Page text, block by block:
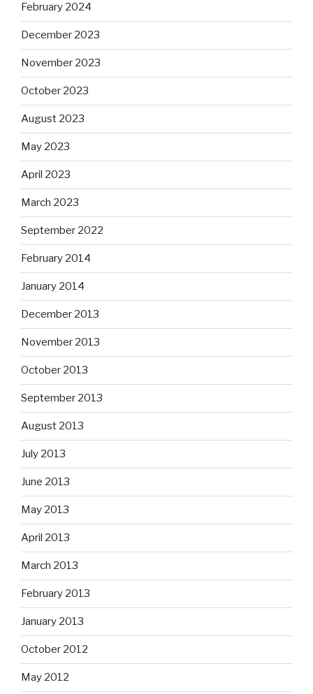
February 2024
December 2023
November 2023
October 2023
August 2023
May 2023
April 2023
March 2023
September 2022
February 2014
January 2014
December 2013
November 2013
October 2013
September 2013
August 2013
July 2013
June 2013
May 2013
April 2013
March 2013
February 2013
January 2013
October 2012
May 2012